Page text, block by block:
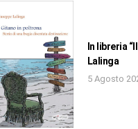
In libreria
Lalinga
5 Agosto